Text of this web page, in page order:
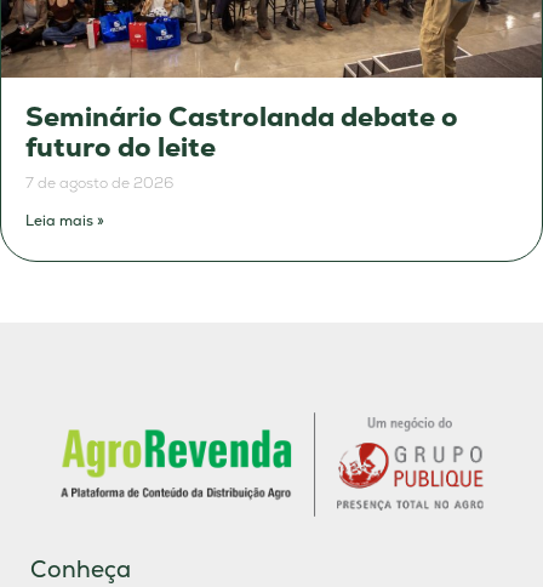
Seminário Castrolanda debate o
futuro do leite
7 de agosto de 2026
Leia mais »
Conheça